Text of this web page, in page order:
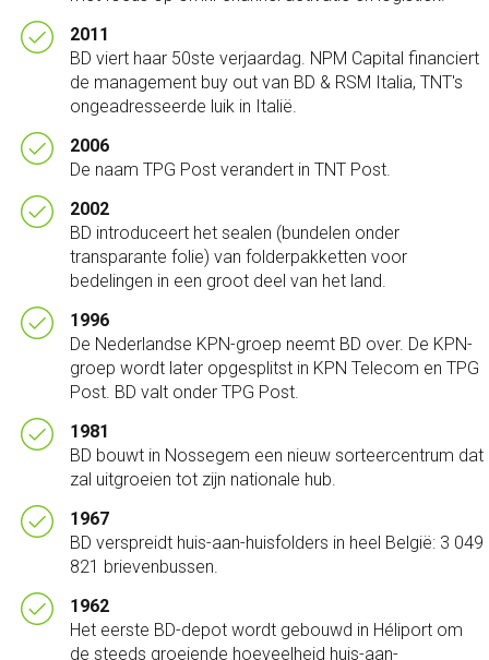
2011
BD viert haar 50ste verjaardag. NPM Capital financiert
de management buy out van BD & RSM Italia, TNT's
ongeadresseerde luik in Italië.
2006
De naam TPG Post verandert in TNT Post.
2002
BD introduceert het sealen (bundelen onder
transparante folie) van folderpakketten voor
bedelingen in een groot deel van het land.
1996
De Nederlandse KPN-groep neemt BD over. De KPN-
groep wordt later opgesplitst in KPN Telecom en TPG
Post. BD valt onder TPG Post.
1981
BD bouwt in Nossegem een nieuw sorteercentrum dat
zal uitgroeien tot zijn nationale hub.
1967
BD verspreidt huis-aan-huisfolders in heel België: 3 049
821 brievenbussen.
1962
Het eerste BD-depot wordt gebouwd in Héliport om
de steeds groeiende hoeveelheid huis-aan-